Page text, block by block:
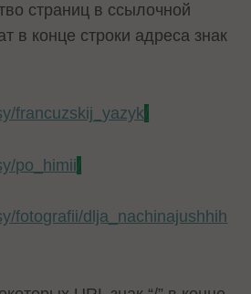
страниц в ссылочной
в конце строки адреса знак
francuzskij_yazyk/
po_himii/
fotografii/dlja_nachinajushhih